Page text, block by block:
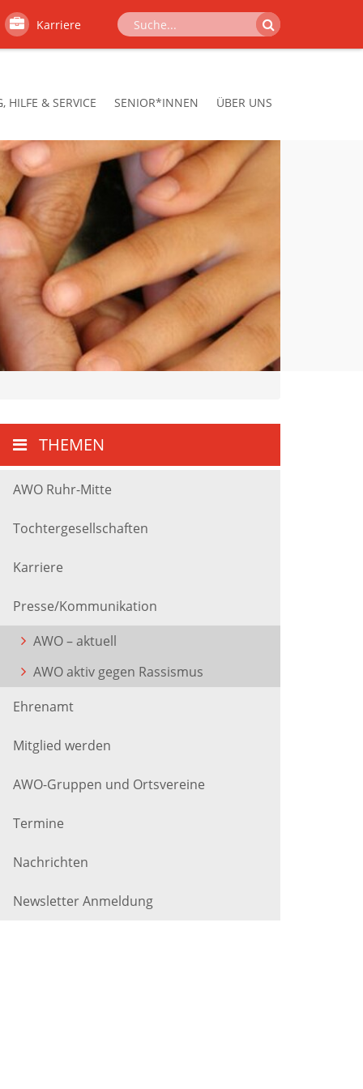
Karriere
HILFE & SERVICE SENIOR*INNEN ÜBER UNS
THEMEN
AWO Ruhr-Mitte
Tochtergesellschaften
Karriere
Presse/Kommunikation
AWO – aktuell
AWO aktiv gegen Rassismus
Ehrenamt
Mitglied werden
AWO-Gruppen und Ortsvereine
Termine
Nachrichten
Newsletter Anmeldung